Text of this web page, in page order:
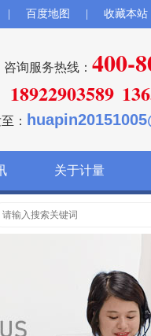
百度地图 收藏本站
咨询服务热线： 400-
18922903589
：
关于计量